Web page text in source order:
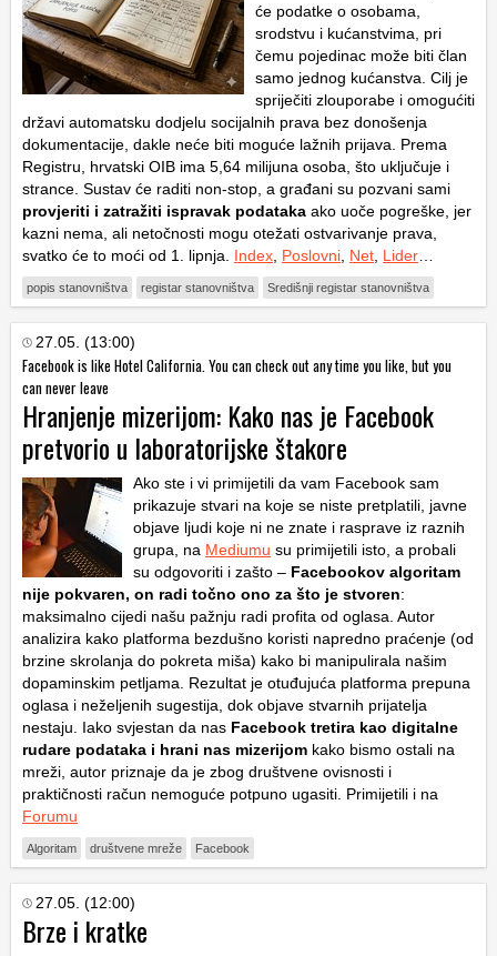
će podatke o osobama,
srodstvu i kućanstvima, pri
čemu pojedinac može biti član
samo jednog kućanstva. Cilj je
spriječiti zlouporabe i omogućiti
državi automatsku dodjelu socijalnih prava bez donošenja
dokumentacije, dakle neće biti moguće lažnih prijava. Prema
Registru, hrvatski OIB ima 5,64 milijuna osoba, što uključuje i
strance. Sustav će raditi non-stop, a građani su pozvani sami
provjeriti i zatražiti ispravak podataka ako uoče pogreške, jer
kazni nema, ali netočnosti mogu otežati ostvarivanje prava,
svatko će to moći od 1. lipnja. Index Poslovni Net Lider
popis stanovništva registar stanovništva Središnji registar stanovništva
27.05. (13:00)
Facebook is like Hotel California. You can check out any time you like, but you
can never leave
Hranjenje mizerijom: Kako nas je Facebook
pretvorio u laboratorijske štakore
Ako ste i vi primijetili da vam Facebook sam
prikazuje stvari na koje se niste pretplatili, javne
objave ljudi koje ni ne znate i rasprave iz raznih
grupa, na Mediumu su primijetili isto, a probali
su odgovoriti i zašto – Facebookov algoritam
nije pokvaren, on radi točno ono za što je stvoren:
maksimalno cijedi našu pažnju radi profita od oglasa. Autor
analizira kako platforma bezdušno koristi napredno praćenje (od
brzine skrolanja do pokreta miša) kako bi manipulirala našim
dopaminskim petljama. Rezultat je otuđujuća platforma prepuna
oglasa i neželjenih sugestija, dok objave stvarnih prijatelja
nestaju. Iako svjestan da nas Facebook tretira kao digitalne
rudare podataka i hrani nas mizerijom kako bismo ostali na
mreži, autor priznaje da je zbog društvene ovisnosti i
praktičnosti račun nemoguće potpuno ugasiti. Primijetili i na
Forumu
Algoritam društvene mreže Facebook
27.05. (12:00)
Brze i kratke